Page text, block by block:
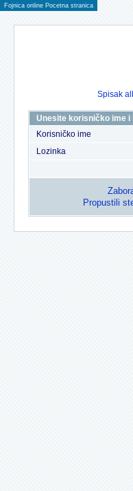
Fojnica online Pocetna stranica
Spisak
Unesite korisničko ime
Korisničko ime
Lozinka
Propustili